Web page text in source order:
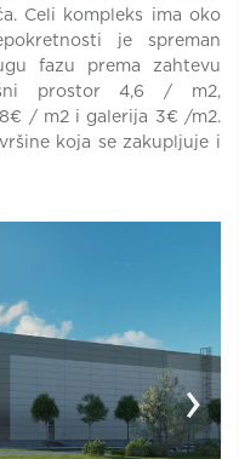
Celi kompleks ima oko
je spreman
fazu prema zahtevu
prostor 4,6 / m2,
/ m2 i galerija 3€ /m2.
koja se zakupljuje i
›